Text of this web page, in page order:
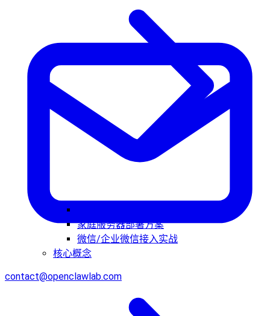
家庭服务器部署方案
微信/企业微信接入实战
核心概念
contact@openclawlab.com